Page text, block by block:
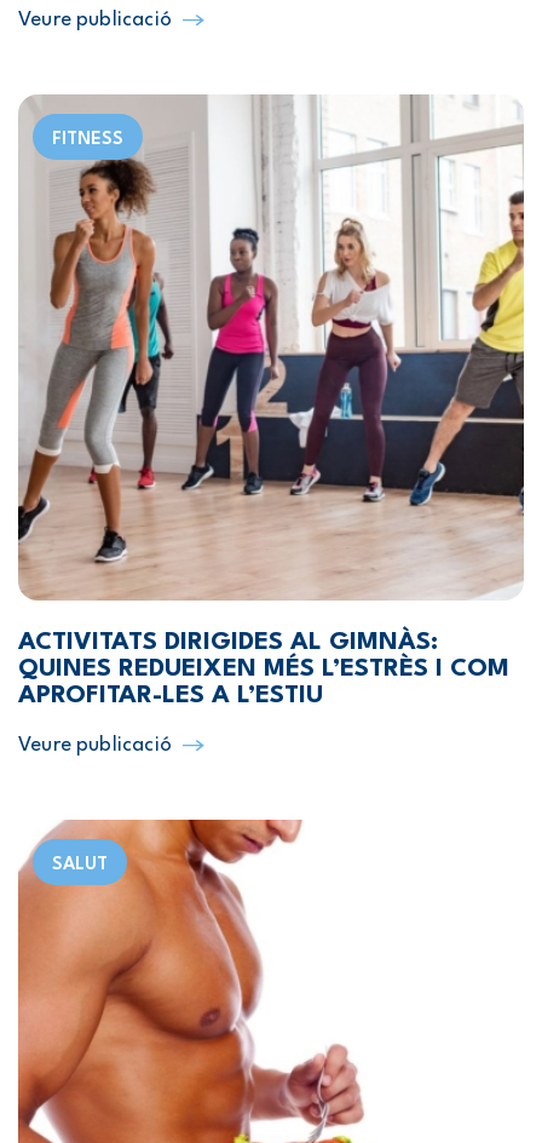
Veure publicació
FITNESS
ACTIVITATS DIRIGIDES AL GIMNÀS:
QUINES REDUEIXEN MÉS L’ESTRÈS I COM
APROFITAR-LES A L’ESTIU
Veure publicació
SALUT